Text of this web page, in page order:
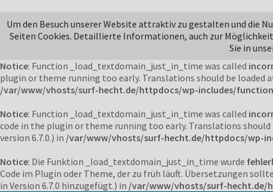
Notice : Function _load_textdomain_just_in_time was called
or theme running too early. Translations should be loaded at the
/var/www/vhosts/surf-hecht.de/httpdocs/wp-includes/
Notice: Function _load_textdomain_just_in_time was called
plugin or theme running too early. Translations should be loaded
/var/www/vhosts/surf-hecht.de/httpdocs/wp-includes/
Notice: Function _load_textdomain_just_in_time was called
code in the plugin or theme running too early. Translations should
version 6.7.0.) in /var/www/vhosts/surf-hecht.de/httpdocs/wp-
Notice: Die Funktion _load_textdomain_just_in_time wurde
Code im Plugin oder Theme, der zu früh läuft. Übersetzungen
in Version 6.7.0 hinzugefügt.) in /var/www/vhosts/surf-hecht.de/
Um den Besuch unserer Website attraktiv zu gestalten und die
Seiten Cookies. Detaillierte Informationen, auch zur
Sie in